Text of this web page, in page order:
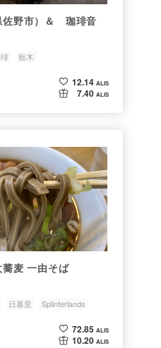
佐野市）＆ 珈琲音
栃木
12.14 ALIS
7.40 ALIS
蕎麦 一由そば
日暮里 Splinterlands
72.85 ALIS
10.20 ALIS